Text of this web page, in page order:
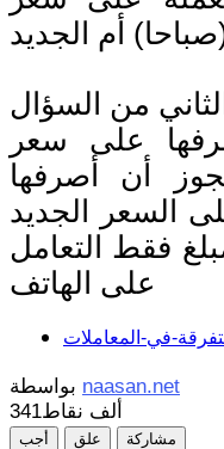
أم الجديد
من السؤال
على سعر
أن أصرفها
السعر الجديد
فقط التعامل
على الهاتف
في-المعاملات
naasan.net
341ألف نقاط
أجب علق
مشاركة